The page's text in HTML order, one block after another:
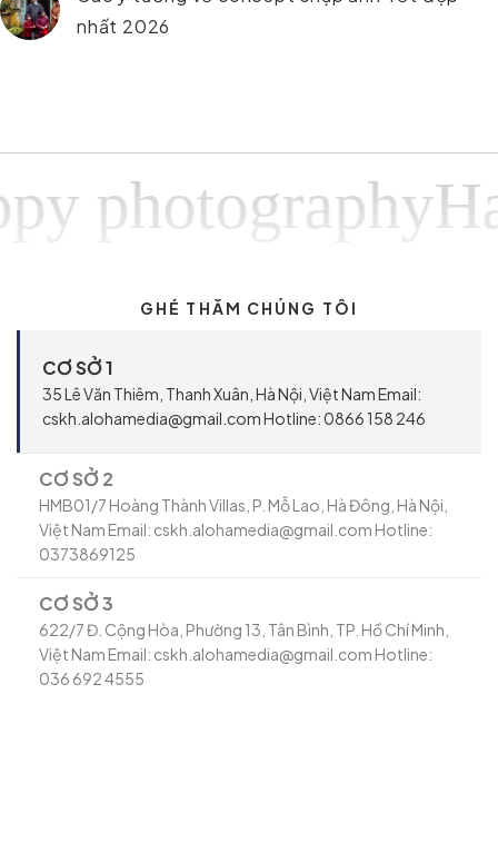
nhất 2026
GHÉ THĂM CHÚNG TÔI
CƠ SỞ 1
35 Lê Văn Thiêm, Thanh Xuân, Hà Nội, Việt Nam Email:
cskh.alohamedia@gmail.com Hotline: 0866 158 246
CƠ SỞ 2
HMB01/7 Hoàng Thành Villas, P. Mỗ Lao, Hà Đông, Hà Nội,
Việt Nam Email: cskh.alohamedia@gmail.com Hotline:
0373869125
CƠ SỞ 3
622/7 Đ. Cộng Hòa, Phường 13, Tân Bình, TP. Hồ Chí Minh,
Việt Nam Email: cskh.alohamedia@gmail.com Hotline:
036 692 4555